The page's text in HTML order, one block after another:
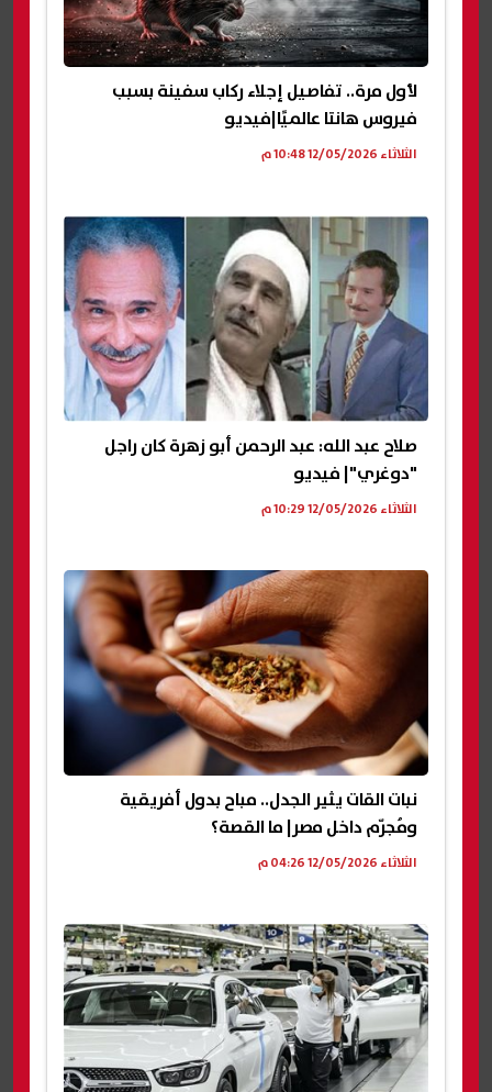
لأول مرة.. تفاصيل إجلاء ركاب سفينة بسبب
فيروس هانتا عالميًا|فيديو
الثلاثاء 12/05/2026 10:48 م
صلاح عبد الله: عبد الرحمن أبو زهرة كان راجل
"دوغري"| فيديو
الثلاثاء 12/05/2026 10:29 م
نبات القات يثير الجدل.. مباح بدول أفريقية
ومُجرّم داخل مصر| ما القصة؟
الثلاثاء 12/05/2026 04:26 م